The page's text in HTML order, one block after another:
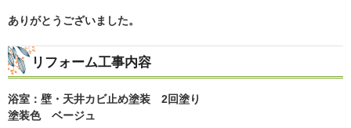
ありがとうございました。
リフォーム工事内容
浴室：壁・天井カビ止め塗装 2回塗り
塗装色 ベージュ